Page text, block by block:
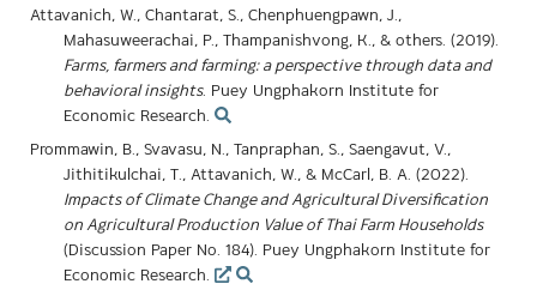
Attavanich, W., Chantarat, S., Chenphuengpawn, J.,
Mahasuweerachai, P., Thampanishvong, K., & others. (2019).
Farms, farmers and farming: a perspective through data and
behavioral insights. Puey Ungphakorn Institute for
Economic Research.
Prommawin, B., Svavasu, N., Tanpraphan, S., Saengavut, V.,
Jithitikulchai, T., Attavanich, W., & McCarl, B. A. (2022).
Impacts of Climate Change and Agricultural Diversification
on Agricultural Production Value of Thai Farm Households
(Discussion Paper No. 184). Puey Ungphakorn Institute for
Economic Research.